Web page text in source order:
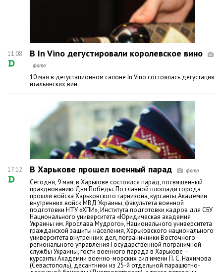
11:08 В In Vino дегустировали королевское вино
10 мая в дегустационном салоне In Vino состоялась дегустация
итальянских вин.
17:12 В Харькове прошел военный парад
Сегодня, 9 мая, в Харькове состоялся парад, посвященный
празднованию Дня Победы. По главной площади города
прошли войска Харьковского гарнизона, курсанты Академии
внутренних войск МВД Украины, факультета военной
подготовки НТУ «ХПИ», Института подготовки кадров для СБУ
Национального университета «Юридическая академия
Украины им. Ярослава Мудрого», Национального университета
гражданской защиты населения, Харьковского национального
университета внутренних дел, пограничники Восточного
регионального управления Государственной пограничной
службы Украины, гости военного парада в Харькове –
курсанты Академии военно-морских сил имени П. С. Нахимова
(Севастополь), десантники из 25-й отдельной парашютно-